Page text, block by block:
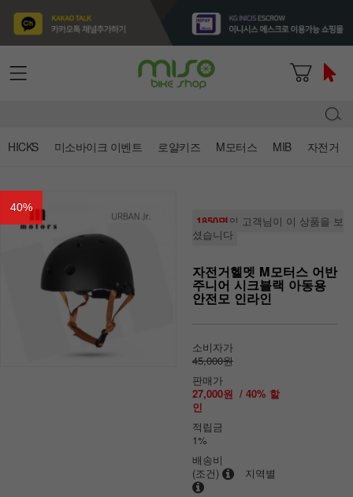
HICKS 미소바이크 이벤트 로얄키즈 M모터스 MIB 자전거
40%
1850명의 고객님이 이 상품을 보
셨습니다
자전거헬멧 M모터스 어반
주니어 시크블랙 아동용
안전모 인라인
소비자가
45,000원
판매가
27,000원 / 40% 할
인
적립금
1%
배송비
(조건)
지역별